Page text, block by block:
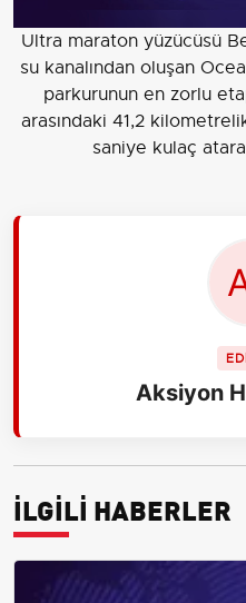
Ultra maraton yüzücüsü
su kanalından oluşan
parkurunun en zorlu
arasındaki 41,2
saniye kulaç
Aksiyon
İLGİLİ HABERLER